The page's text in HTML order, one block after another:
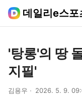
데일리e스포
'탕롱'의 땅
지필'
김용우 2026. 5. 9.